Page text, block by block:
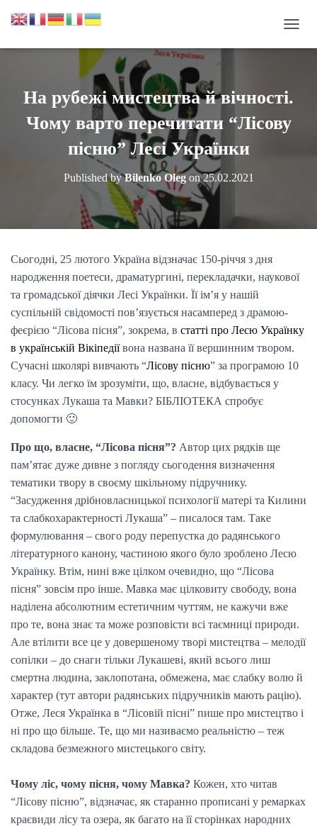
Е
К
Ю
На рубежі мистецтва й вічності.
Чому варто перечитати “Лісову
пісню” Лесі Українки
Published byBilenko Olegon25.02.2021
Сьогодні, 25 лютого Україна відзначає 150-річчя з дня
народження поетеси, драматургині, перекладачки, наукової
та громадської діячки Лесі Українки. Її ім’я у нашій
суспільній свідомості пов’язується насамперед з драмою-
феєрією “Лісова пісня”, зокрема, в статті про Лесю Українку
в українській Вікіпедіївона названа її вершинним твором.
Сучасні школярі вивчають “Лісову пісню” за програмою 10
класу. Чи легко їм зрозуміти, що, власне, відбувається у
стосунках Лукаша та Мавки? БІБЛІОТЕКА спробує
допомогти 🙂
Про що, власне, “Лісова пісня”? Автор цих рядків ще
пам’ятає дуже дивне з погляду сьогодення визначення
тематики твору в своєму шкільному підручнику.
“Засудження дрібновласницької психології матері та Килини
та слабкохарактерності Лукаша” – писалося там. Таке
формулювання – свого роду перепустка до радянського
літературного канону, частиною якого було зроблено Лесю
Українку. Втім, нині вже цілком очевидно, що “Лісова
пісня” зовсім про інше. Мавка має цілковиту свободу, вона
наділена абсолютним естетичним чуттям, не кажучи вже
про те, вона знає та може розповісти всі таємниці природи.
Але втілити все це у довершеному творі мистецтва – мелодії
сопілки – до снаги тільки Лукашеві, який всього лиш
смертна людина, заклопотана, обмежена, має слабку волю й
характер (тут автори радянських підручників мають рацію).
Отже, Леся Українка в “Лісовій пісні” пише про мистецтво і
ні про що більше. Те, що ми називаємо реальністю – теж
складова безмежного мистецького світу.
Чому ліс, чому пісня, чому Мавка? Кожен, хто читав
“Лісову пісню”, відзначає, як старанно прописані у ремарках
краєвиди лісу та озера, як багато на її сторінках народних